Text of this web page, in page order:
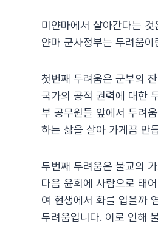
미얀마에서 살아간다는
얀마 군사정부는 두려움
첫번째 두려움은 군부의
국가의 공적 권력에 대한
부 공무원들 앞에서 두려
하는 삶을 살아 가게끔 만
두번째 두려움은 불교의
다음 윤회에 사람으로 태
여 현생에서 화를 입을까
두려움입니다. 이로 인해